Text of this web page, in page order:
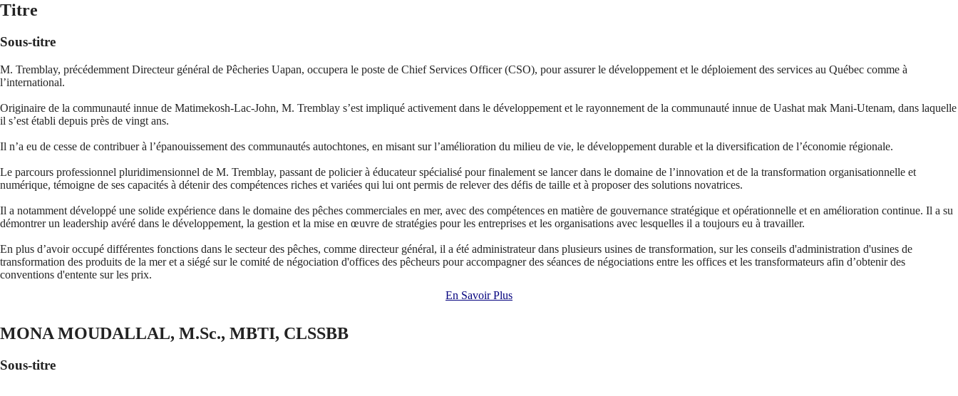
Titre
Sous-titre
M. Tremblay, précédemment Directeur général de Pêcheries Uapan, occupera le poste de Chief Services Officer (CSO), pour assurer le développement et le déploiement des services au Québec comme à
l’international.
Originaire de la communauté innue de Matimekosh-Lac-John, M. Tremblay s’est impliqué activement dans le développement et le rayonnement de la communauté innue de Uashat mak Mani-Utenam, dans laquelle
il s’est établi depuis près de vingt ans.
Il n’a eu de cesse de contribuer à l’épanouissement des communautés autochtones, en misant sur l’amélioration du milieu de vie, le développement durable et la diversification de l’économie régionale.
Le parcours professionnel pluridimensionnel de M. Tremblay, passant de policier à éducateur spécialisé pour finalement se lancer dans le domaine de l’innovation et de la transformation organisationnelle et
numérique, témoigne de ses capacités à détenir des compétences riches et variées qui lui ont permis de relever des défis de taille et à proposer des solutions novatrices.
Il a notamment développé une solide expérience dans le domaine des pêches commerciales en mer, avec des compétences en matière de gouvernance stratégique et opérationnelle et en amélioration continue. Il a su
démontrer un leadership avéré dans le développement, la gestion et la mise en œuvre de stratégies pour les entreprises et les organisations avec lesquelles il a toujours eu à travailler.
En plus d’avoir occupé différentes fonctions dans le secteur des pêches, comme directeur général, il a été administrateur dans plusieurs usines de transformation, sur les conseils d'administration d'usines de
transformation des produits de la mer et a siégé sur le comité de négociation d'offices des pêcheurs pour accompagner des séances de négociations entre les offices et les transformateurs afin d’obtenir des
conventions d'entente sur les prix.
En Savoir Plus
MONA MOUDALLAL, M.Sc., MBTI, CLSSBB
Sous-titre